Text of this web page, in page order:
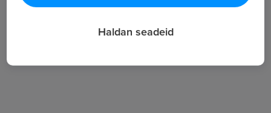
Haldan seadeid